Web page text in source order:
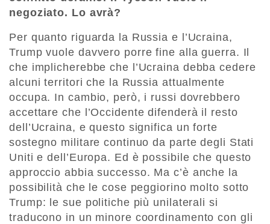
negoziato. Lo avrà?
Per quanto riguarda la Russia e l’Ucraina,
Trump vuole davvero porre fine alla guerra. Il
che implicherebbe che l’Ucraina debba cedere
alcuni territori che la Russia attualmente
occupa. In cambio, però, i russi dovrebbero
accettare che l’Occidente difenderà il resto
dell’Ucraina, e questo significa un forte
sostegno militare continuo da parte degli Stati
Uniti e dell’Europa. Ed è possibile che questo
approccio abbia successo. Ma c’è anche la
possibilità che le cose peggiorino molto sotto
Trump: le sue politiche più unilaterali si
traducono in un minore coordinamento con gli